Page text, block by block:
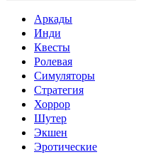
Аркады
Инди
Квесты
Ролевая
Симуляторы
Стратегия
Хоррор
Шутер
Экшен
Эротические